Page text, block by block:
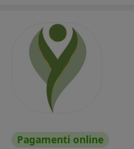
Pagamenti online